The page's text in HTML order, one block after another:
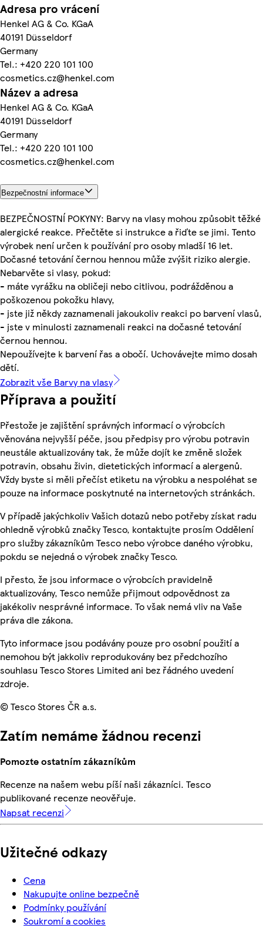
Adresa pro vrácení
Henkel AG & Co. KGaA
40191 Düsseldorf
Germany
Tel.: +420 220 101 100
cosmetics.cz@henkel.com
Název a adresa
Henkel AG & Co. KGaA
40191 Düsseldorf
Germany
Tel.: +420 220 101 100
cosmetics.cz@henkel.com
Bezpečnostní informace
BEZPEČNOSTNÍ POKYNY: Barvy na vlasy mohou způsobit těžké
alergické reakce. Přečtěte si instrukce a řiďte se jimi. Tento
výrobek není určen k používání pro osoby mladší 16 let.
Dočasné tetování černou hennou může zvýšit riziko alergie.
Nebarvěte si vlasy, pokud:
- máte vyrážku na obličeji nebo citlivou, podrážděnou a
poškozenou pokožku hlavy,
- jste již někdy zaznamenali jakoukoliv reakci po barvení vlasů,
- jste v minulosti zaznamenali reakci na dočasné tetování
černou hennou.
Nepoužívejte k barvení řas a obočí. Uchovávejte mimo dosah
dětí.
Zobrazit vše Barvy na vlasy
Příprava a použití
Přestože je zajištění správných informací o výrobcích
věnována nejvyšší péče, jsou předpisy pro výrobu potravin
neustále aktualizovány tak, že může dojít ke změně složek
potravin, obsahu živin, dietetických informací a alergenů.
Vždy byste si měli přečíst etiketu na výrobku a nespoléhat se
pouze na informace poskytnuté na internetových stránkách.
V případě jakýchkoliv Vašich dotazů nebo potřeby získat radu
ohledně výrobků značky Tesco, kontaktujte prosím Oddělení
pro služby zákazníkům Tesco nebo výrobce daného výrobku,
pokdu se nejedná o výrobek značky Tesco.
I přesto, že jsou informace o výrobcích pravidelně
aktualizovány, Tesco nemůže přijmout odpovědnost za
jakékoliv nesprávné informace. To však nemá vliv na Vaše
práva dle zákona.
Tyto informace jsou podávány pouze pro osobní použití a
nemohou být jakkoliv reprodukovány bez předchozího
souhlasu Tesco Stores Limited ani bez řádného uvedení
zdroje.
© Tesco Stores ČR a.s.
Zatím nemáme žádnou recenzi
Pomozte ostatním zákazníkům
Recenze na našem webu píší naši zákazníci. Tesco
publikované recenze neověřuje.
Napsat recenzi
Užitečné odkazy
Cena
Nakupujte online bezpečně
Podmínky používání
Soukromí a cookies